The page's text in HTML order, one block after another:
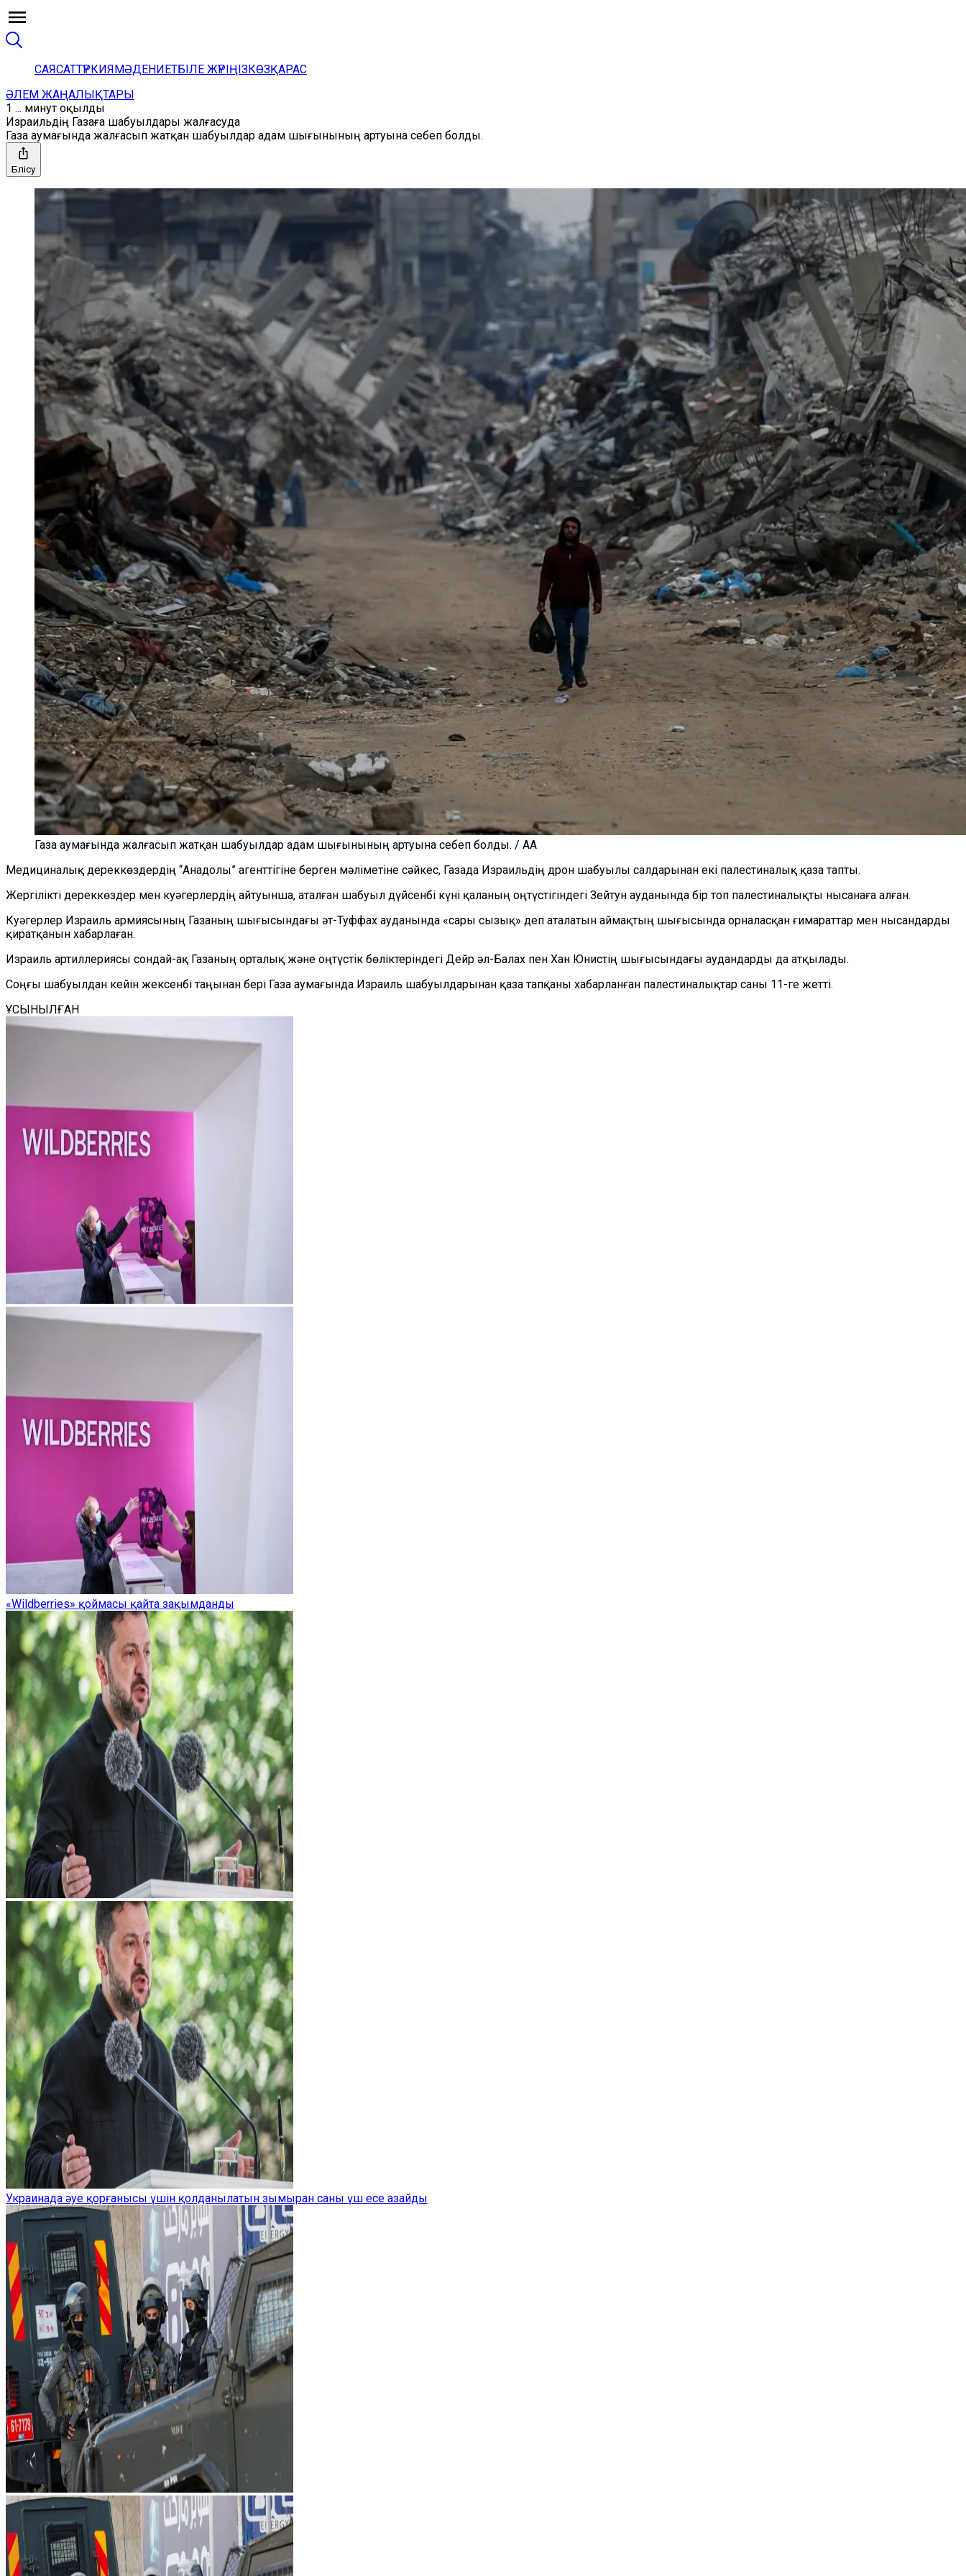
САЯСАТТҮРКИЯМӘДЕНИЕТБІЛЕ ЖҮРІҢІЗКӨЗҚАРАС
ӘЛЕМ ЖАҢАЛЫҚТАРЫ
1 ... минут оқылды
Израильдің Газаға шабуылдары жалғасуда
Газа аумағында жалғасып жатқан шабуылдар адам шығынының артуына себеп болды.
Бөлісу
Газа аумағында жалғасып жатқан шабуылдар адам шығынының артуына себеп болды. / AA
Медициналық дереккөздердің “Анадолы” агенттігіне берген мәліметіне сәйкес, Газада Израильдің дрон шабуылы салдарынан екі палестиналық қаза тапты.
Жергілікті дереккөздер мен куәгерлердің айтуынша, аталған шабуыл дүйсенбі күні қаланың оңтүстігіндегі Зейтун ауданында бір топ палестиналықты нысанаға алған.
Куәгерлер Израиль армиясының Газаның шығысындағы әт-Туффах ауданында «сары сызық» деп аталатын аймақтың шығысында орналасқан ғимараттар мен нысандарды
қиратқанын хабарлаған.
Израиль артиллериясы сондай-ақ Газаның орталық және оңтүстік бөліктеріндегі Дейр әл-Балах пен Хан Юнистің шығысындағы аудандарды да атқылады.
Соңғы шабуылдан кейін жексенбі таңынан бері Газа аумағында Израиль шабуылдарынан қаза тапқаны хабарланған палестиналықтар саны 11-ге жетті.
ҰСЫНЫЛҒАН
«Wildberries» қоймасы қайта зақымданды
Украинада әуе қорғанысы үшін қолданылатын зымыран саны үш есе азайды